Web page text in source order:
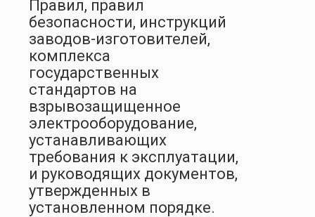
Правил, правил
безопасности, инструкций
заводов-изготовителей,
комплекса
государственных
стандартов на
взрывозащищенное
электрооборудование,
устанавливающих
требования к эксплуатации,
и руководящих документов,
утвержденных в
установленном порядке.